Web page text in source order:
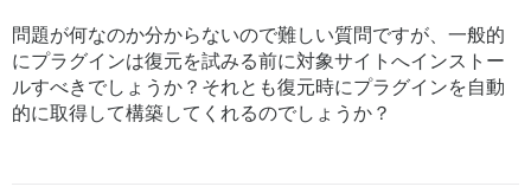
問題が何なのか分からないので難しい質問ですが、一般的
にプラグインは復元を試みる前に対象サイトへインストー
ルすべきでしょうか？それとも復元時にプラグインを自動
的に取得して構築してくれるのでしょうか？